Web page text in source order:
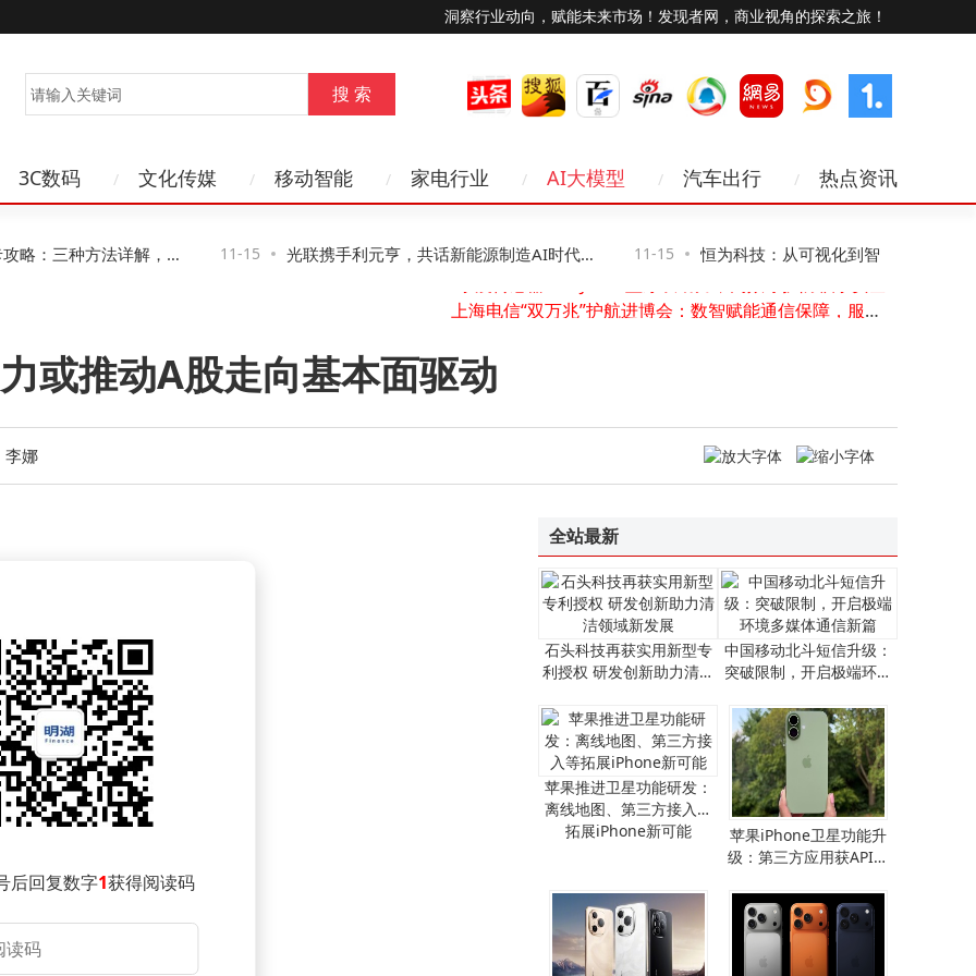
洞察行业动向，赋能未来市场！发现者网，商业视角的探索之旅！
3C数码 文化传媒 移动智能 家电行业 AI大模型 汽车出行 热点资讯
：三种方法详解，第 11-15 光联携手利元亨，共话新能源制造AI时代网 11-15 恒为科技：从可视化到智算，让复杂算力
得见、管得住”
Viwoods发布AiPaper Reader电纸书：6.13英寸墨水屏搭载AI阅读互动功能
水库增殖放流站物联网升级：实时监测，远程管控，开启智慧渔业新模式
山海星耀攻克超低轨难题，以硬核技术逐梦空天新蓝海
荣旭传媒技术破局：以专业方案化解直播痛点，成就高性价比之选
Viwoods发布AiPaper Reader电纸书：6.13英寸墨水屏搭载AI阅读互动功能
“祖冲之三号”同款芯片赋能！我国超导量子计算机“天衍-287”搭建完成并开放服务
或推动A股走向基本面驱动
李娜
后回复数字1获得阅读码
全站最新
石头科技再获实用新型专
利授权 研发创新助力清洁
中国移动北斗短信升级：
突破限制，开启极端环境
苹果推进卫星功能研发：
离线地图、第三方接入等
拓展iPhone新可能
​苹果iPhone卫星功能升
级：第三方应用获API支